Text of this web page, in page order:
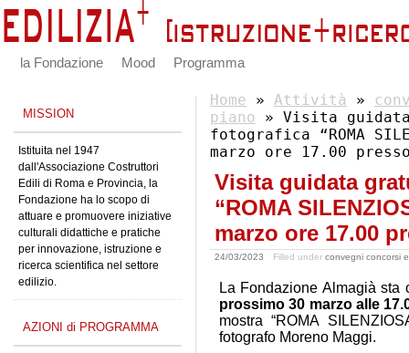
la Fondazione Mood Programma
Home » Attività »
piano » Visita
fotografica “ROMA
marzo ore 17.00
Visita guidata
“ROMA
marzo ore 17.00
24/03/2023 Filled under convegni concorsi
La Fondazione Almagià
prossimo 30 marzo alle
mostra “ROMA
fotografo Moreno Maggi.
MISSION
Istituita nel 1947
dall'Associazione Costruttori
Edili di Roma e Provincia, la
Fondazione ha lo scopo di
attuare e promuovere iniziative
culturali didattiche e pratiche
per innovazione, istruzione e
ricerca scientifica nel settore
edilizio.
AZIONI di PROGRAMMA